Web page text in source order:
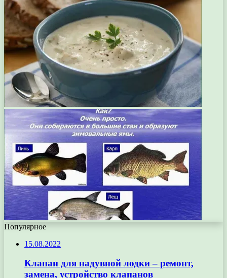
Популярное
15.08.2022
Клапан для надувной лодки – ремонт,
замена, устройство клапанов